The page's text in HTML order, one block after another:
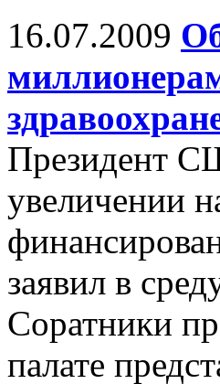
16.07.2009
Президент
увеличении
заявил в
Соратники
палате